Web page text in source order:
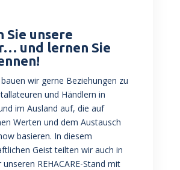
Sie unsere
und lernen Sie
wir gerne Beziehungen zu
und Händlern in
im Ausland auf, die auf
Werten und dem Austausch
basieren. In diesem
Geist teilten wir auch in
unseren REHACARE-Stand mit